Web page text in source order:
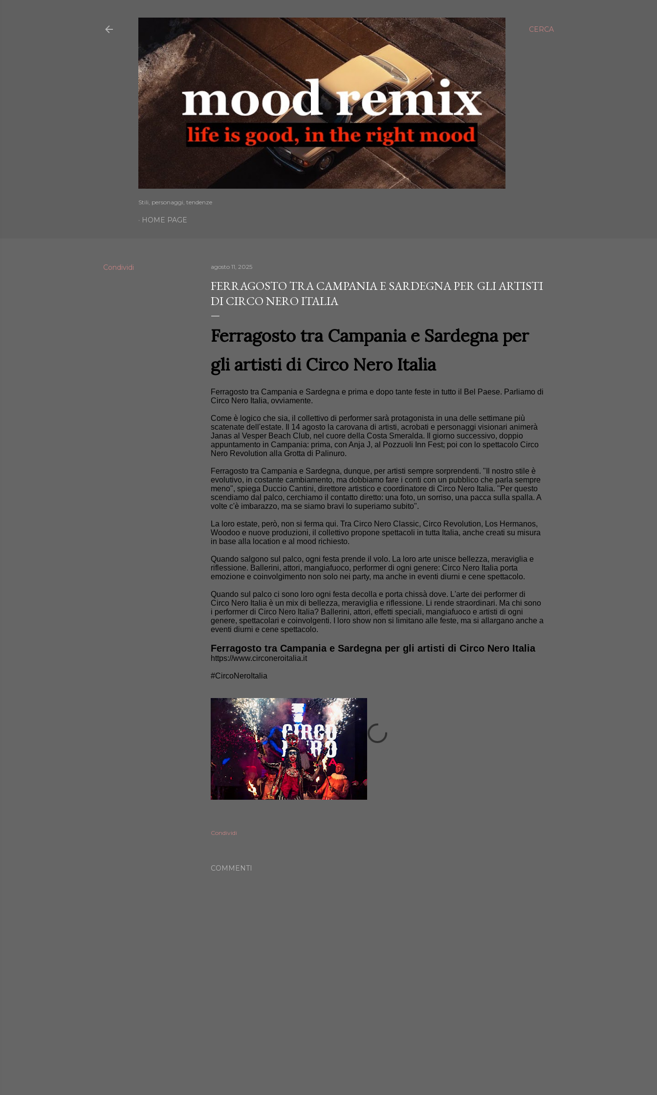
CERCA
Stili, personaggi, tendenze
HOME PAGE
Condividi agosto 11, 2025
FERRAGOSTO TRA CAMPANIA E SARDEGNA PER GLI ARTISTI
DI CIRCO NERO ITALIA
Ferragosto tra Campania e Sardegna per
gli artisti di Circo Nero Italia
Ferragosto tra Campania e Sardegna e prima e dopo tante feste in tutto il Bel Paese. Parliamo di
Circo Nero Italia, ovviamente.
Come è logico che sia, il collettivo di performer sarà protagonista in una delle settimane più
scatenate dell'estate. Il 14 agosto la carovana di artisti, acrobati e personaggi visionari animerà
Janas al Vesper Beach Club, nel cuore della Costa Smeralda. Il giorno successivo, doppio
appuntamento in Campania: prima, con Anja J, al Pozzuoli Inn Fest; poi con lo spettacolo Circo
Nero Revolution alla Grotta di Palinuro.
Ferragosto tra Campania e Sardegna, dunque, per artisti sempre sorprendenti. "Il nostro stile è
evolutivo, in costante cambiamento, ma dobbiamo fare i conti con un pubblico che parla sempre
meno", spiega Duccio Cantini, direttore artistico e coordinatore di Circo Nero Italia. "Per questo
scendiamo dal palco, cerchiamo il contatto diretto: una foto, un sorriso, una pacca sulla spalla. A
volte c'è imbarazzo, ma se siamo bravi lo superiamo subito".
La loro estate, però, non si ferma qui. Tra Circo Nero Classic, Circo Revolution, Los Hermanos,
Woodoo e nuove produzioni, il collettivo propone spettacoli in tutta Italia, anche creati su misura
in base alla location e al mood richiesto.
Quando salgono sul palco, ogni festa prende il volo. La loro arte unisce bellezza, meraviglia e
riflessione. Ballerini, attori, mangiafuoco, performer di ogni genere: Circo Nero Italia porta
emozione e coinvolgimento non solo nei party, ma anche in eventi diurni e cene spettacolo.
Quando sul palco ci sono loro ogni festa decolla e porta chissà dove. L'arte dei performer di
Circo Nero Italia è un mix di bellezza, meraviglia e riflessione. Li rende straordinari. Ma chi sono
i performer di Circo Nero Italia? Ballerini, attori, effetti speciali, mangiafuoco e artisti di ogni
genere, spettacolari e coinvolgenti. I loro show non si limitano alle feste, ma si allargano anche a
eventi diurni e cene spettacolo.
Ferragosto tra Campania e Sardegna per gli artisti di Circo Nero Italia
https://www.circoneroitalia.it
#CircoNeroItalia
Condividi
COMMENTI